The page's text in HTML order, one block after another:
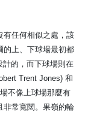
有任何相似之處，該
的上、下球場最初都
的，而下球場則在
Trent Jones) 和
不像上球場那麼有
非常寬闊。果嶺的輪